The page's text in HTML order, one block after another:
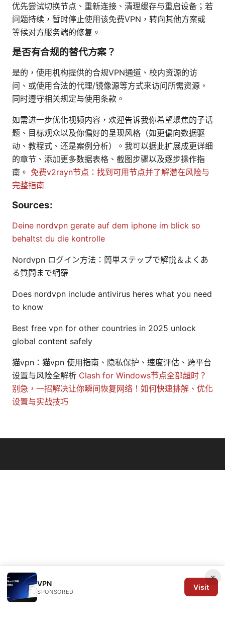
优先尝试切换节点、重新连接、清理缓存与重启设备；若
问题持续，暂时停止使用该免费VPN，转向其他方案或
等候对方服务端的修复。
是否有合规的替代方案？
是的，使用机构提供的合规VPN通道、校内资源的访
问、或使用合法的代理/镜像源等方式来访问所需资源，
同时遵守相关规定与使用条款。
如需进一步优化视频内容，欢迎告诉我你希望聚焦的子话
题、目标观众以及你偏好的呈现风格（如更偏向数据驱
动、教程式、还是案例分析）。我可以据此扩展成更详细
的章节、添加更多数据表格、截图步骤以及逐步操作指
南。 免费v2rayn节点：找到可用节点并了解潜在风险与
完整指南
Sources:
Deine nordvpn gerate auf dem iphone im blick so
behaltst du die kontrolle
Nordvpn ログイン方法：簡単ステップで解説＆よくあ
る質問まで網羅
Does nordvpn include antivirus heres what you need
to know
Best free vpn for other countries in 2025 unlock
global content safely
猫vpn：猫vpn 使用指南、隐私保护、速度评估、跨平台
设置与风险全解析 Clash for Windows节点全部超时？
别急，一招解决让你瞬间恢复网络！如何快速排解、优化
设置与实战技巧
×
VPN
SPONSORED
Visit